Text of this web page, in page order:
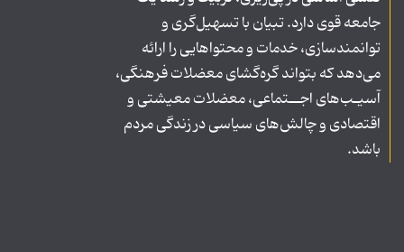
جامعه قوی دارد. تبیان با تسهیل‌گری و
توانمندسازی، خدمات و محتواهایی را ارائه
می‌دهد که بتواند گره‌گشای معضلات فرهنگی،
آسیـب‌های اجــتماعی، معضلات معیشتی و
اقتصادی و چالش‌های سیاسی در زندگی مردم
باشد.